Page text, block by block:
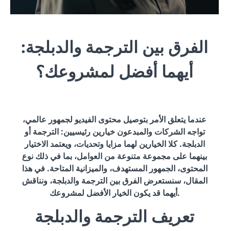
الفرق بين الترجمة والدبلجة:
أيهما أفضل لمشروعك؟
عندما يتعلق الأمر بتوصيل محتوى الفيديو لجمهور عالمي،
تواجه الشركات والمبدعون خيارين رئيسيين: الترجمة أو
الدبلجة. كلا الخيارين لهما مزايا وتحديات، ويعتمد الاختيار
بينهما على مجموعة متنوعة من العوامل، بما في ذلك نوع
المحتوى، الجمهور المستهدف، والميزانية المتاحة. في هذا
المقال، سنستعرض الفرق بين الترجمة والدبلجة، ونناقش
أيهما قد يكون الخيار الأفضل لمشروعك.
تعريف الترجمة والدبلجة